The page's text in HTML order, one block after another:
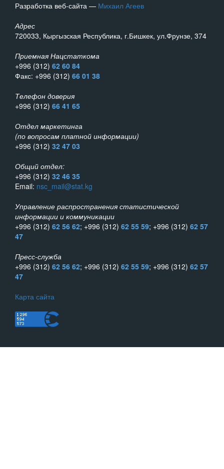
Разработка веб-сайта — Михаил Агеев
Адрес
720033, Кыргызская Республика, г.Бишкек, ул.Фрунзе, 374
Приемная Нацстаткома
+996 (312) 62 60 84
Факс: +996 (312) 66 01 38
Телефон доверия
+996 (312) 66 41 65
Отдел маркетинга
(по вопросам платной информации)
+996 (312) 32 47 03
Общий отдел:
+996 (312) 32 46 35
Email: nsc_mail@stat.kg
Управление распространения статистической
информации и коммуникации
+996 (312) 62 56 62; +996 (312) 62 55 59; +996 (312) 62 57
47
Пресс-служба
+996 (312) 62 56 62; +996 (312) 62 55 59; +996 (312) 62 57
47
Карта сайта